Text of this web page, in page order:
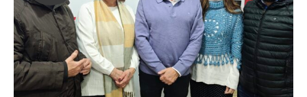
parálisis
y
renuncia
al
futuro
improvisación
del
Ayuntamiento
en
la